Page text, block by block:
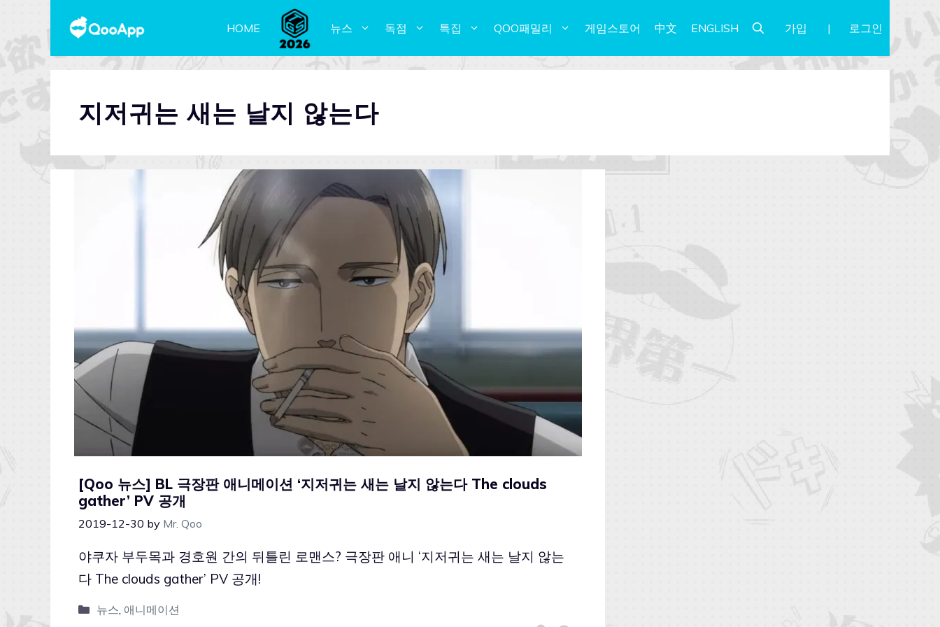
HOME 뉴스 독점 특집 QOO패밀리 게임스토어 中文 ENGLISH 가입 로그인
지저귀는 새는 날지 않는다
[Qoo 뉴스] BL 극장판 애니메이션 ‘지저귀는 새는 날지 않는다 The clouds
gather’ PV 공개
2019-12-30 by Mr. Qoo
야쿠자 부두목과 경호원 간의 뒤틀린 로맨스? 극장판 애니 ‘지저귀는 새는 날지 않는
다 The clouds gather’ PV 공개!
뉴스, 애니메이션